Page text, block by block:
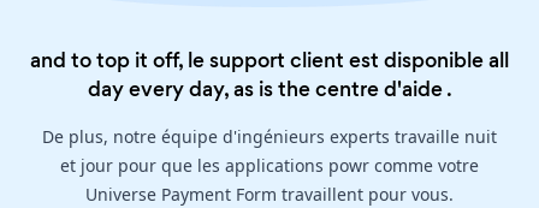
and to top it off, le support client est disponible all
day every day, as is thecentre d'aide.
De plus, notre équipe d'ingénieurs experts travaille nuit
et jour pour que les applications powr comme votre
Universe Payment Form travaillent pour vous.